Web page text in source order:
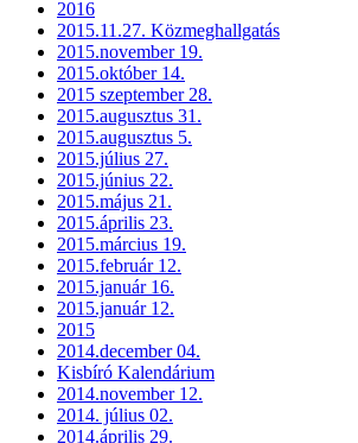
2016
2015.11.27. Közmeghallgatás
2015.november 19.
2015.október 14.
2015 szeptember 28.
2015.augusztus 31.
2015.augusztus 5.
2015.július 27.
2015.június 22.
2015.május 21.
2015.április 23.
2015.március 19.
2015.február 12.
2015.január 16.
2015.január 12.
2015
2014.december 04.
Kisbíró Kalendárium
2014.november 12.
2014. július 02.
2014.április 29.